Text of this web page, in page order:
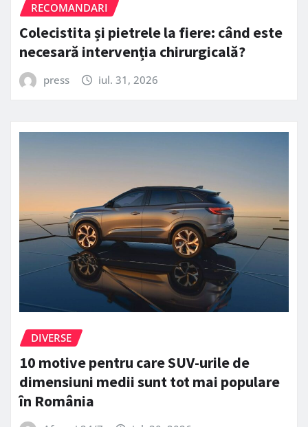
RECOMANDARI
Colecistita și pietrele la fiere: când este
necesară intervenția chirurgicală?
press iul. 31, 2026
DIVERSE
10 motive pentru care SUV-urile de
dimensiuni medii sunt tot mai populare
în România